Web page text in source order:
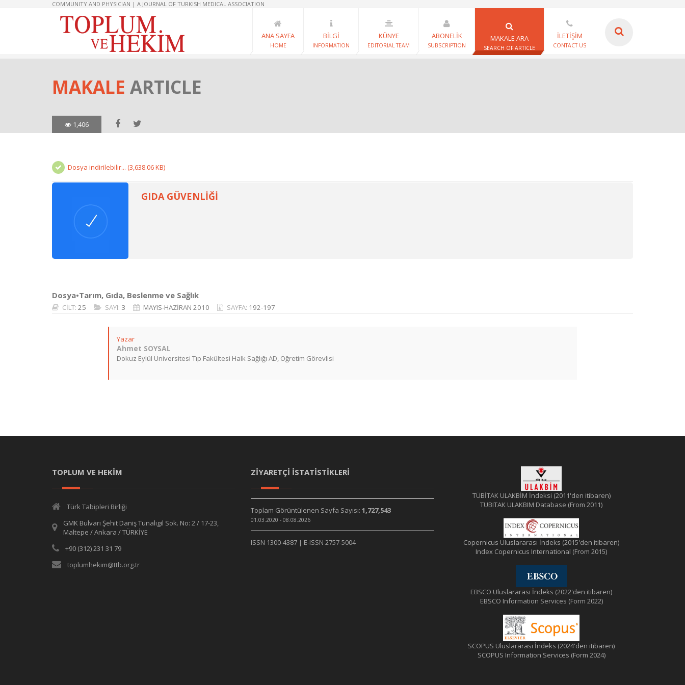
COMMUNITY AND PHYSICIAN | A JOURNAL OF TURKISH MEDICAL ASSOCIATION
ANA SAYFA
HOME
BİLGİ
INFORMATION
KÜNYE
EDITORIAL TEAM
ABONELİK
SUBSCRIPTION
MAKALE ARA
SEARCH OF ARTICLE
İLETİŞİM
CONTACT US
MAKALE ARTICLE
1,406
Dosya indirilebilir... (3,638.06 KB)
GIDA GÜVENLİĞİ
Dosya•Tarım, Gıda, Beslenme ve Sağlık
CİLT: 25 SAYI: 3 MAYIS-HAZİRAN 2010 SAYFA: 192-197
Yazar
Ahmet SOYSAL
Dokuz Eylül Üniversitesi Tıp Fakültesi Halk Sağlığı AD, Öğretim Görevlisi
TOPLUM VE HEKİM
Türk Tabipleri Birliği
GMK Bulvarı Şehit Daniş Tunalıgil Sok. No: 2 / 17-23,
Maltepe / Ankara / TÜRKİYE
+90 (312) 231 31 79
toplumhekim@ttb.org.tr
ZİYARETÇİ İSTATİSTİKLERİ
Toplam Görüntülenen Sayfa Sayısı: 1,727,543
01.03.2020 - 08.08.2026
ISSN 1300-4387 | E-ISSN 2757-5004
TÜBİTAK ULAKBİM İndeksi (2011'den itibaren)
TUBITAK ULAKBIM Database (From 2011)
Copernicus Uluslararası İndeks (2015'den itibaren)
Index Copernicus International (From 2015)
EBSCO Uluslararası İndeks (2022'den itibaren)
EBSCO Information Services (Form 2022)
SCOPUS Uluslararası İndeks (2024'den itibaren)
SCOPUS Information Services (Form 2024)